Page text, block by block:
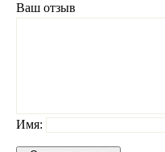
Ваш отзыв
Имя: